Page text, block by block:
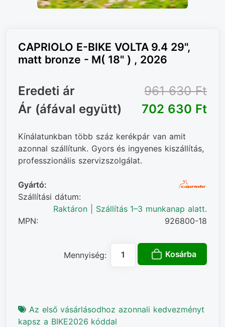
CAPRIOLO E-BIKE VOLTA 9.4 29",
matt bronze - M( 18" ) , 2026
Eredeti ár
961 630 Ft‎
Ár (áfával együtt)
702 630 Ft‎
Kínálatunkban több száz kerékpár van amit
azonnal szállítunk. Gyors és ingyenes kiszállítás,
professzionális szervizszolgálat.
Gyártó:
Szállítási dátum:
Raktáron | Szállítás 1–3 munkanap alatt.
MPN:
926800-18
Mennyiség: Kosárba
Az első vásárlásodhoz azonnali kedvezményt
kapsz a BIKE2026 kóddal